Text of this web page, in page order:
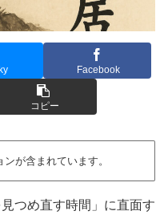
Facebook
コピー
が含まれています。
つめ直す時間」に直面す